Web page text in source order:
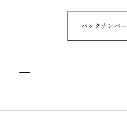
バックナンバー